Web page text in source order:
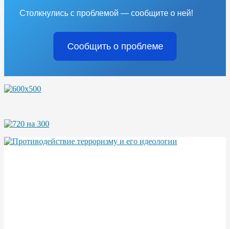
Столкнулись с проблемой — сообщите о ней!
Сообщить о проблеме